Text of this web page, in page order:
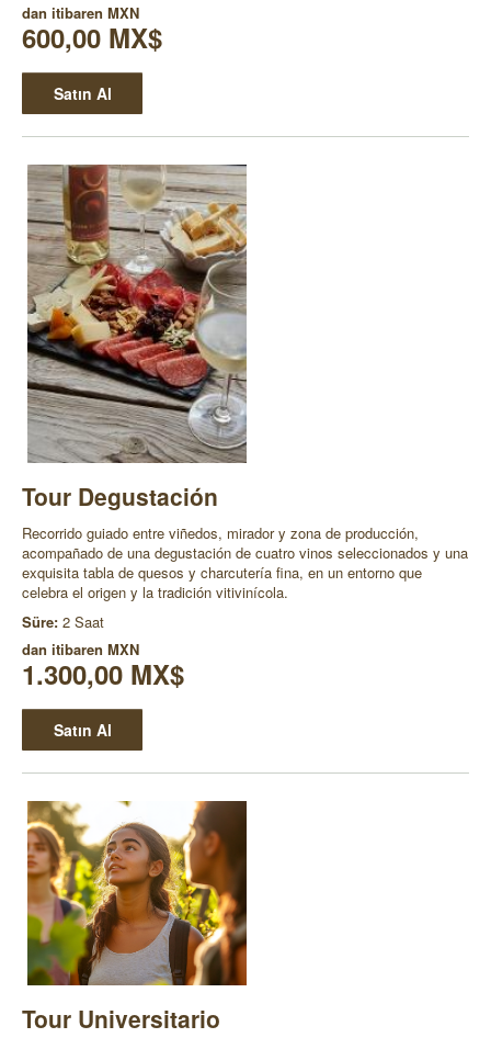
dan itibaren MXN
600,00 MX$
Satın Al
Tour Degustación
Recorrido guiado entre viñedos, mirador y zona de producción,
acompañado de una degustación de cuatro vinos seleccionados y una
exquisita tabla de quesos y charcutería fina, en un entorno que
celebra el origen y la tradición vitivinícola.
Süre: 2 Saat
dan itibaren MXN
1.300,00 MX$
Satın Al
Tour Universitario